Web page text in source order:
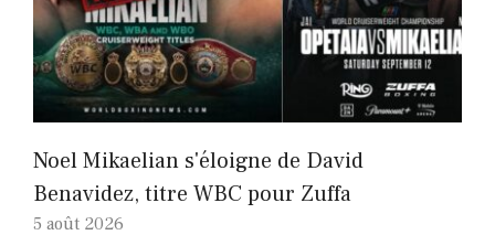
Noel Mikaelian s'éloigne de David
Benavidez, titre WBC pour Zuffa
5 août 2026